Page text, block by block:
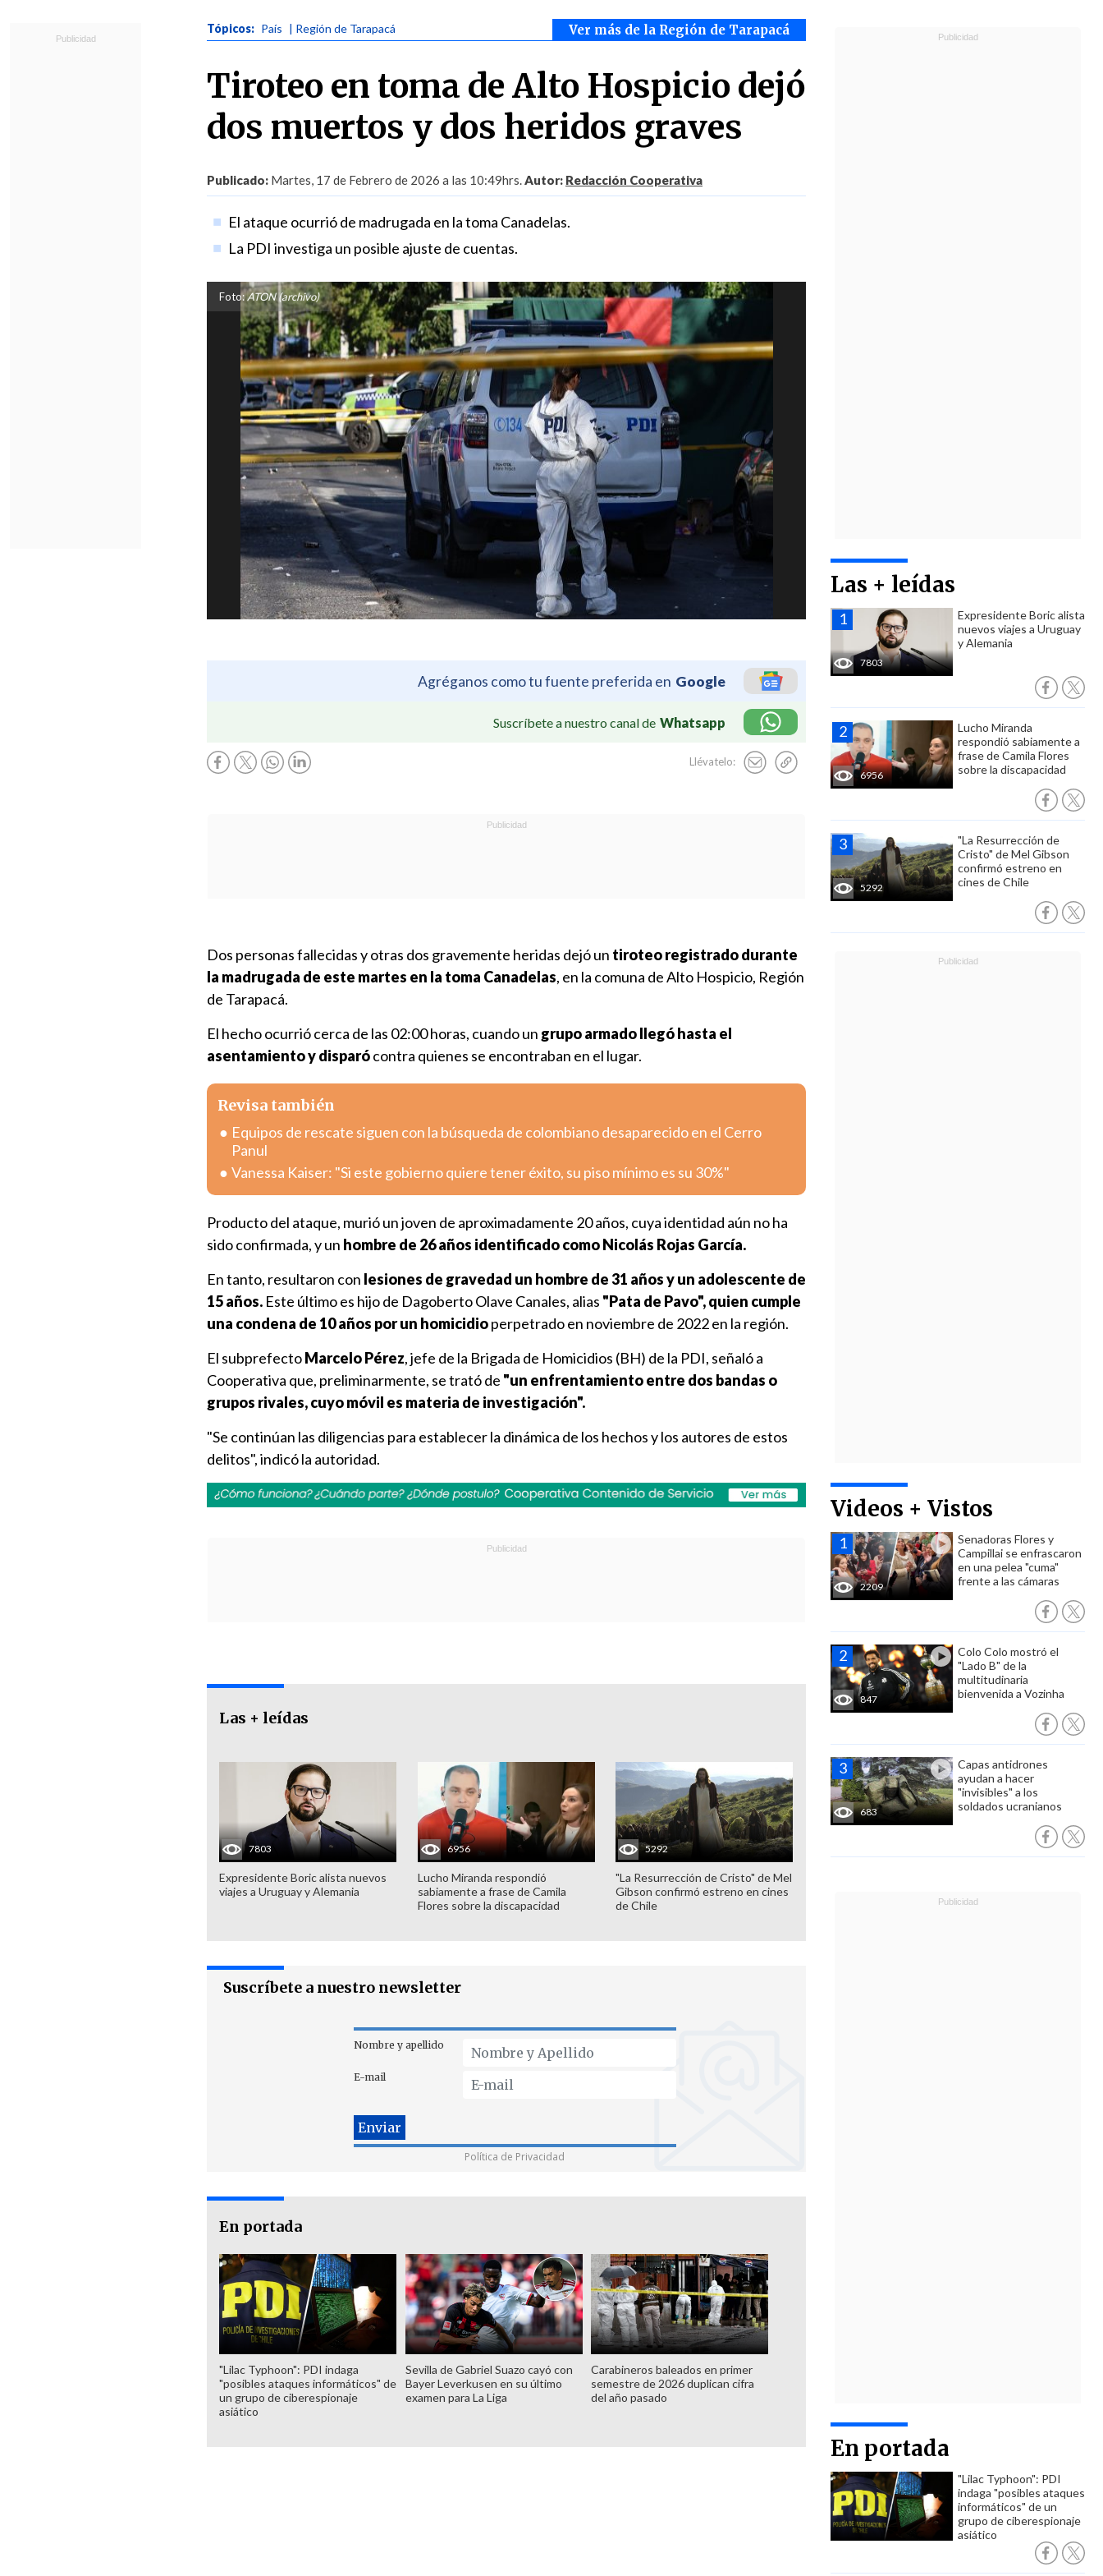
Ver más de la Región de Tarapacá
Tópicos: País | Región de Tarapacá
Tiroteo en toma de Alto Hospicio dejó
dos muertos y dos heridos graves
Publicado: Martes, 17 de Febrero de 2026 a las 10:49hrs.Autor: Redacción Cooperativa
El ataque ocurrió de madrugada en la toma Canadelas.
La PDI investiga un posible ajuste de cuentas.
Foto:ATON (archivo)
Agréganos como tu fuente preferida en Google
Suscríbete a nuestro canal de Whatsapp
Llévatelo:
Las + leídas
7803
Expresidente Boric alista
nuevos viajes a Uruguay
y Alemania
6956
Lucho Miranda
respondió sabiamente a
frase de Camila Flores
sobre la discapacidad
5292
"La Resurrección de
Cristo" de Mel Gibson
confirmó estreno en
cines de Chile
Videos + Vistos
2209
Senadoras Flores y
Campillai se enfrascaron
en una pelea "cuma"
frente a las cámaras
847
Colo Colo mostró el
"Lado B" de la
multitudinaria
bienvenida a Vozinha
683
Capas antidrones
ayudan a hacer
"invisibles" a los
soldados ucranianos
En portada
"Lilac Typhoon": PDI
indaga "posibles ataques
informáticos" de un
grupo de ciberespionaje
asiático
Dos personas fallecidas y otras dos gravemente heridas dejó un tiroteo registrado durante
la madrugada de este martes en la toma Canadelas, en la comuna de Alto Hospicio, Región
de Tarapacá.
El hecho ocurrió cerca de las 02:00 horas, cuando un grupo armado llegó hasta el
asentamiento y disparócontra quienes se encontraban en el lugar.
Revisa también
Equipos de rescate siguen con la búsqueda de colombiano desaparecido en el Cerro
Panul
Vanessa Kaiser: "Si este gobierno quiere tener éxito, su piso mínimo es su 30%"
Producto del ataque, murió un joven de aproximadamente 20 años, cuya identidad aún no ha
sido confirmada, y un hombre de 26 años identificado como Nicolás Rojas García.
En tanto, resultaron con lesiones de gravedad un hombre de 31 años y un adolescente de
15 años. Este último es hijo de Dagoberto Olave Canales, alias "Pata de Pavo", quien cumple
una condena de 10 años por un homicidioperpetrado en noviembre de 2022 en la región.
El subprefectoMarcelo Pérez, jefe de la Brigada de Homicidios (BH) de la PDI, señaló a
Cooperativa que, preliminarmente, se trató de "un enfrentamiento entre dos bandas o
grupos rivales, cuyo móvil es materia de investigación".
"Se continúan las diligencias para establecer la dinámica de los hechos y los autores de estos
delitos", indicó la autoridad.
Las + leídas
7803
Expresidente Boric alista nuevos
viajes a Uruguay y Alemania
6956
Lucho Miranda respondió
sabiamente a frase de Camila
Flores sobre la discapacidad
5292
"La Resurrección de Cristo" de Mel
Gibson confirmó estreno en cines
de Chile
Suscríbete a nuestro newsletter
Nombre y apellido
E-mail
Política de Privacidad
En portada
"Lilac Typhoon": PDI indaga
"posibles ataques informáticos" de
un grupo de ciberespionaje
asiático
Sevilla de Gabriel Suazo cayó con
Bayer Leverkusen en su último
examen para La Liga
Carabineros baleados en primer
semestre de 2026 duplican cifra
del año pasado